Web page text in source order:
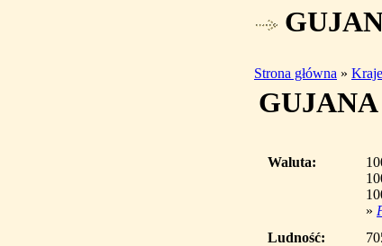
Strona główna » Kraje
GUJANA
Waluta:
»
Ludność: